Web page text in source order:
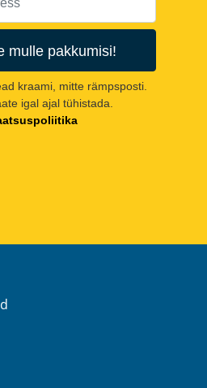
mulle pakkumisi!
kraami, mitte rämpsposti.
igal ajal tühistada.